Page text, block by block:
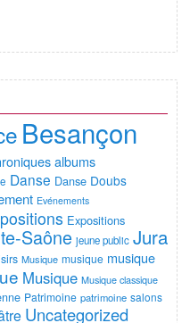
Besançon
albums
Danse Danse Doubs
Evénements
Expositions
Saône jeune public Jura
Musique musique musique
Musique Musique classique
Patrimoine patrimoine salons
Uncategorized